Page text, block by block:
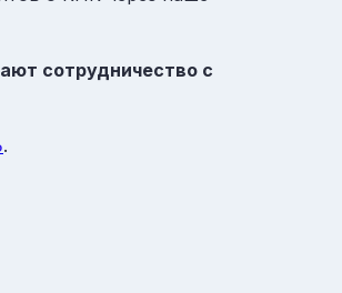
сотрудничество с
.